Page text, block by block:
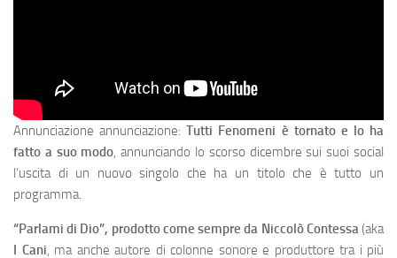
Annunciazione annunciazione:Tutti Fenomeni è tornato e lo ha
fatto a suo modo, annunciando lo scorso dicembre sui suoi social
l’uscita di un nuovo singolo che ha un titolo che è tutto un
programma.
“Parlami di Dio”, prodotto come sempre da Niccolò Contessa(aka
I Cani, ma anche autore di colonne sonore e produttore tra i più